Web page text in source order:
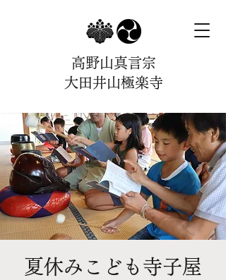
高野山真言宗
大田井山極楽寺
夏休みこども寺子屋